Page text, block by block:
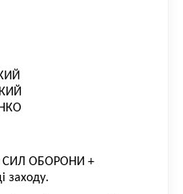
СИЛ ОБОРОНИ +
заходу.